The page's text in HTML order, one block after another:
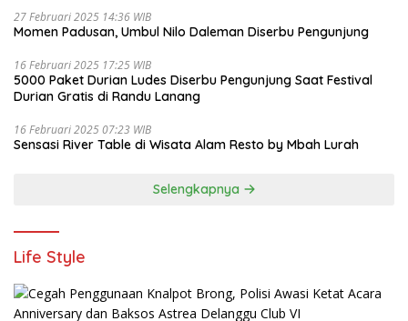
27 Februari 2025 14:36 WIB
Momen Padusan, Umbul Nilo Daleman Diserbu Pengunjung
16 Februari 2025 17:25 WIB
5000 Paket Durian Ludes Diserbu Pengunjung Saat Festival
Durian Gratis di Randu Lanang
16 Februari 2025 07:23 WIB
Sensasi River Table di Wisata Alam Resto by Mbah Lurah
Selengkapnya
Life Style